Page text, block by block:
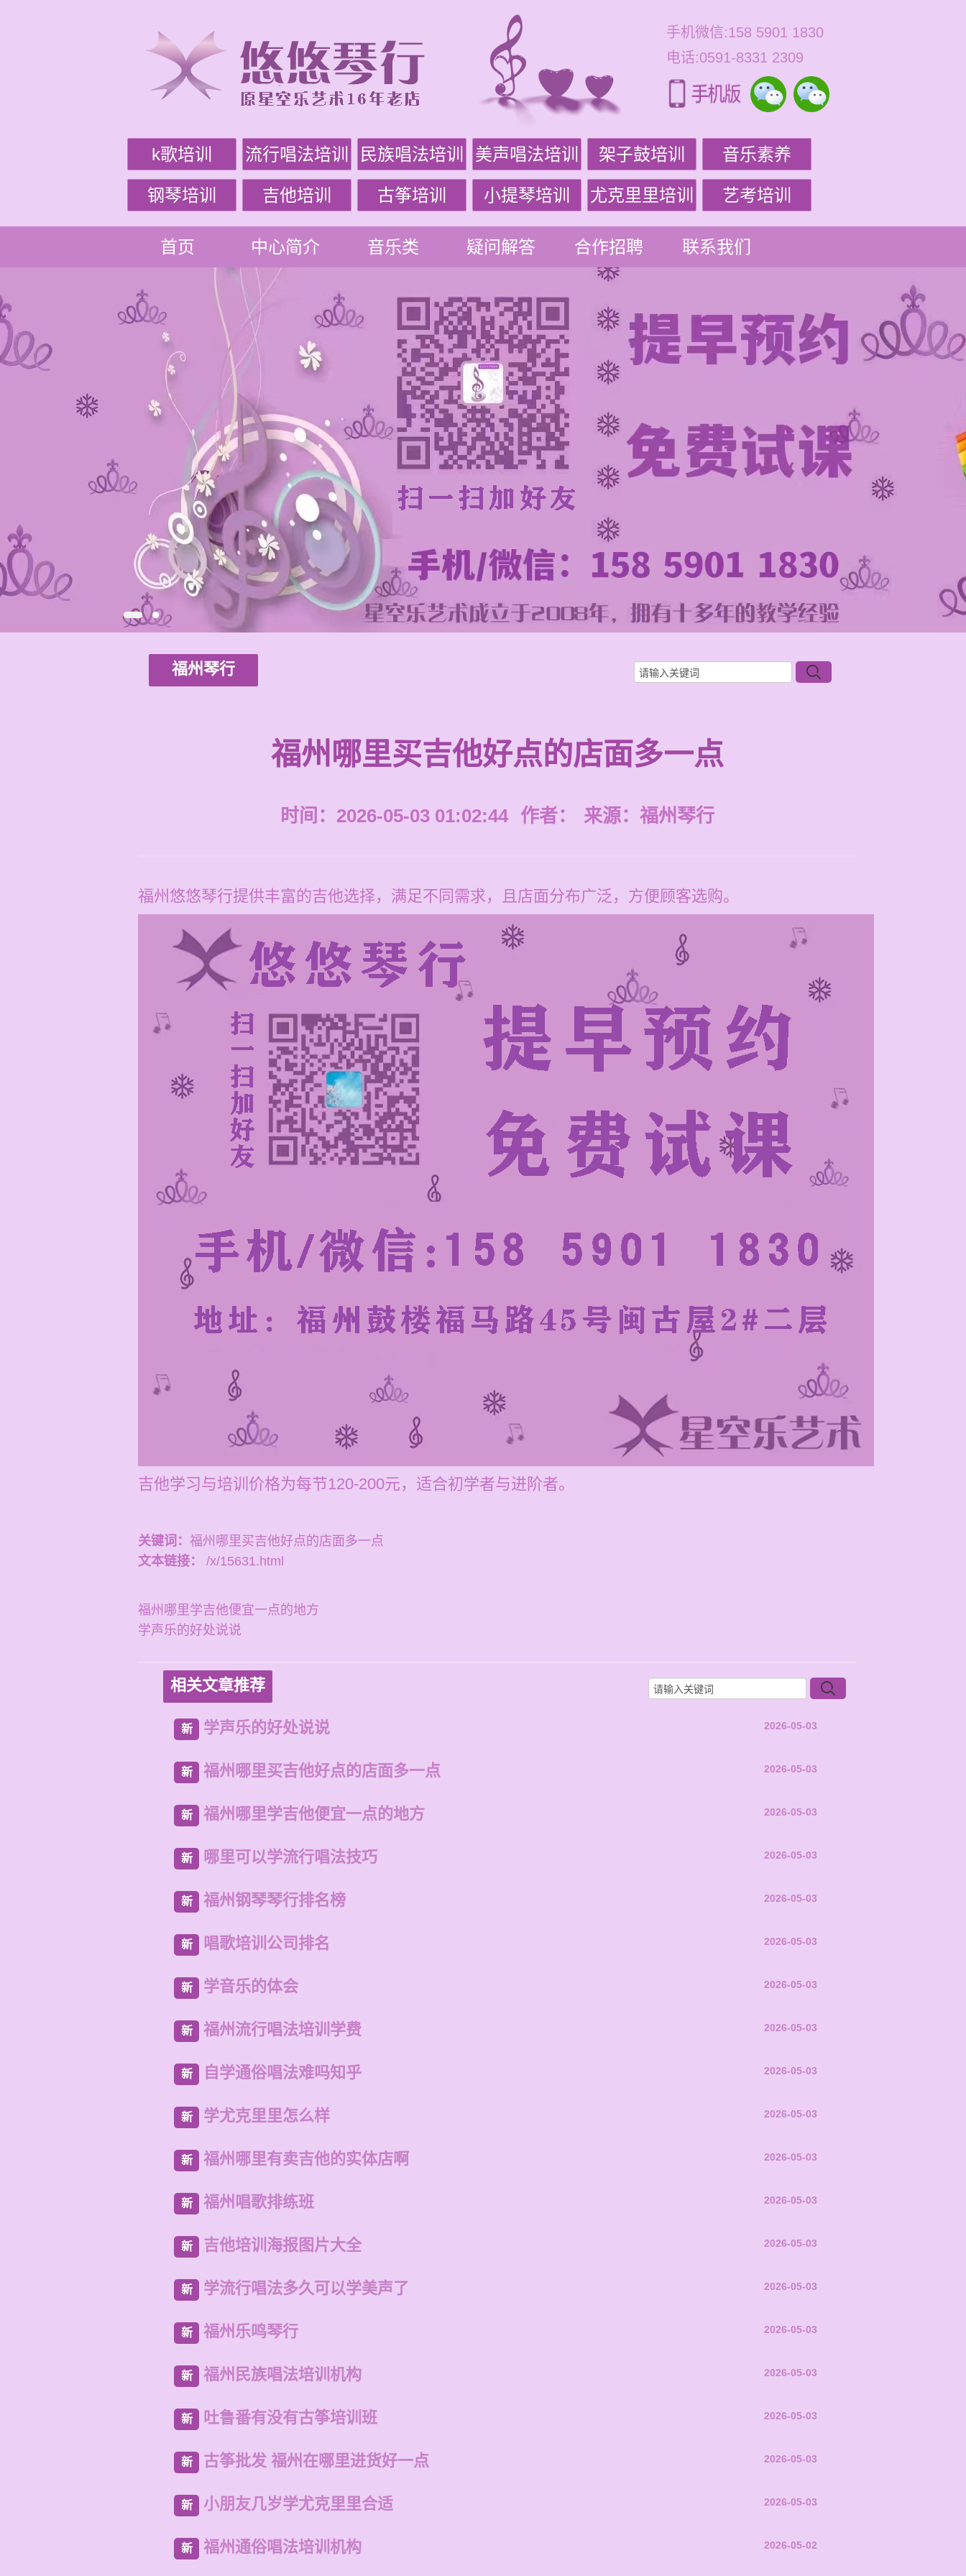
手机微信:158 5901 1830
电话:0591-8331 2309
k歌培训 流行唱法培训 民族唱法培训 美声唱法培训 架子鼓培训 音乐素养
钢琴培训 吉他培训 古筝培训 小提琴培训 尤克里里培训 艺考培训
首页 中心简介 音乐类 疑问解答 合作招聘 联系我们
福州琴行
福州哪里买吉他好点的店面多一点
时间：2026-05-03 01:02:44 作者： 来源： 福州琴行
福州悠悠琴行提供丰富的吉他选择，满足不同需求，且店面分布广泛，方便顾客选购。
吉他学习与培训价格为每节120-200元，适合初学者与进阶者。
关键词： 福州哪里买吉他好点的店面多一点
文本链接：
/x/15631.html
福州哪里学吉他便宜一点的地方
学声乐的好处说说
相关文章推荐
新 学声乐的好处说说 2026-05-03
新 福州哪里买吉他好点的店面多一点 2026-05-03
新 福州哪里学吉他便宜一点的地方 2026-05-03
新 哪里可以学流行唱法技巧 2026-05-03
新 福州钢琴琴行排名榜 2026-05-03
新 唱歌培训公司排名 2026-05-03
新 学音乐的体会 2026-05-03
新 福州流行唱法培训学费 2026-05-03
新 自学通俗唱法难吗知乎 2026-05-03
新 学尤克里里怎么样 2026-05-03
新 福州哪里有卖吉他的实体店啊 2026-05-03
新 福州唱歌排练班 2026-05-03
新 吉他培训海报图片大全 2026-05-03
新 学流行唱法多久可以学美声了 2026-05-03
新 福州乐鸣琴行 2026-05-03
新 福州民族唱法培训机构 2026-05-03
新 吐鲁番有没有古筝培训班 2026-05-03
新 古筝批发 福州在哪里进货好一点 2026-05-03
新 小朋友几岁学尤克里里合适 2026-05-03
新 福州通俗唱法培训机构 2026-05-02